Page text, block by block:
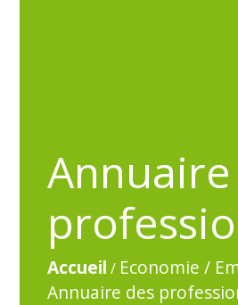
Accueil / Economie /
Annuaire des